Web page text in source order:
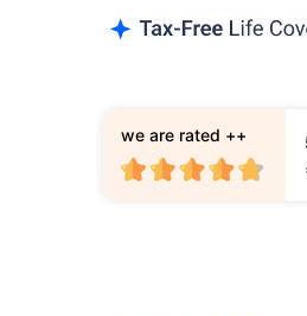
we are rated ++